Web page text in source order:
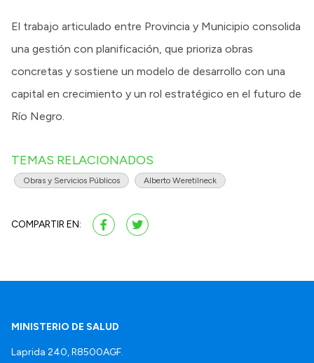
El trabajo articulado entre Provincia y Municipio consolida
una gestión con planificación, que prioriza obras
concretas y sostiene un modelo de desarrollo con una
capital en crecimiento y un rol estratégico en el futuro de
Río Negro.
TEMAS RELACIONADOS
Obras y Servicios Públicos Alberto Weretilneck
COMPARTIR EN:
MINISTERIO DE SALUD
Laprida 240, R8500AGF.